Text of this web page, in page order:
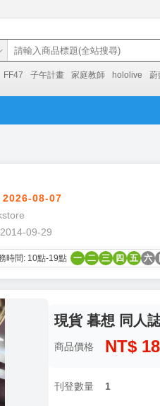
FF47 子午計畫 家庭教師 hololive 蔚
2026-08-07
2014-09-29
時間: 10點-19點 一 二 三 四 五 六
現貨 暮想 同人
商品價格 NT$
刊登數量 1